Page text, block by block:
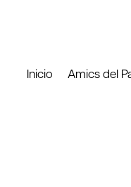
Inicio Amics del